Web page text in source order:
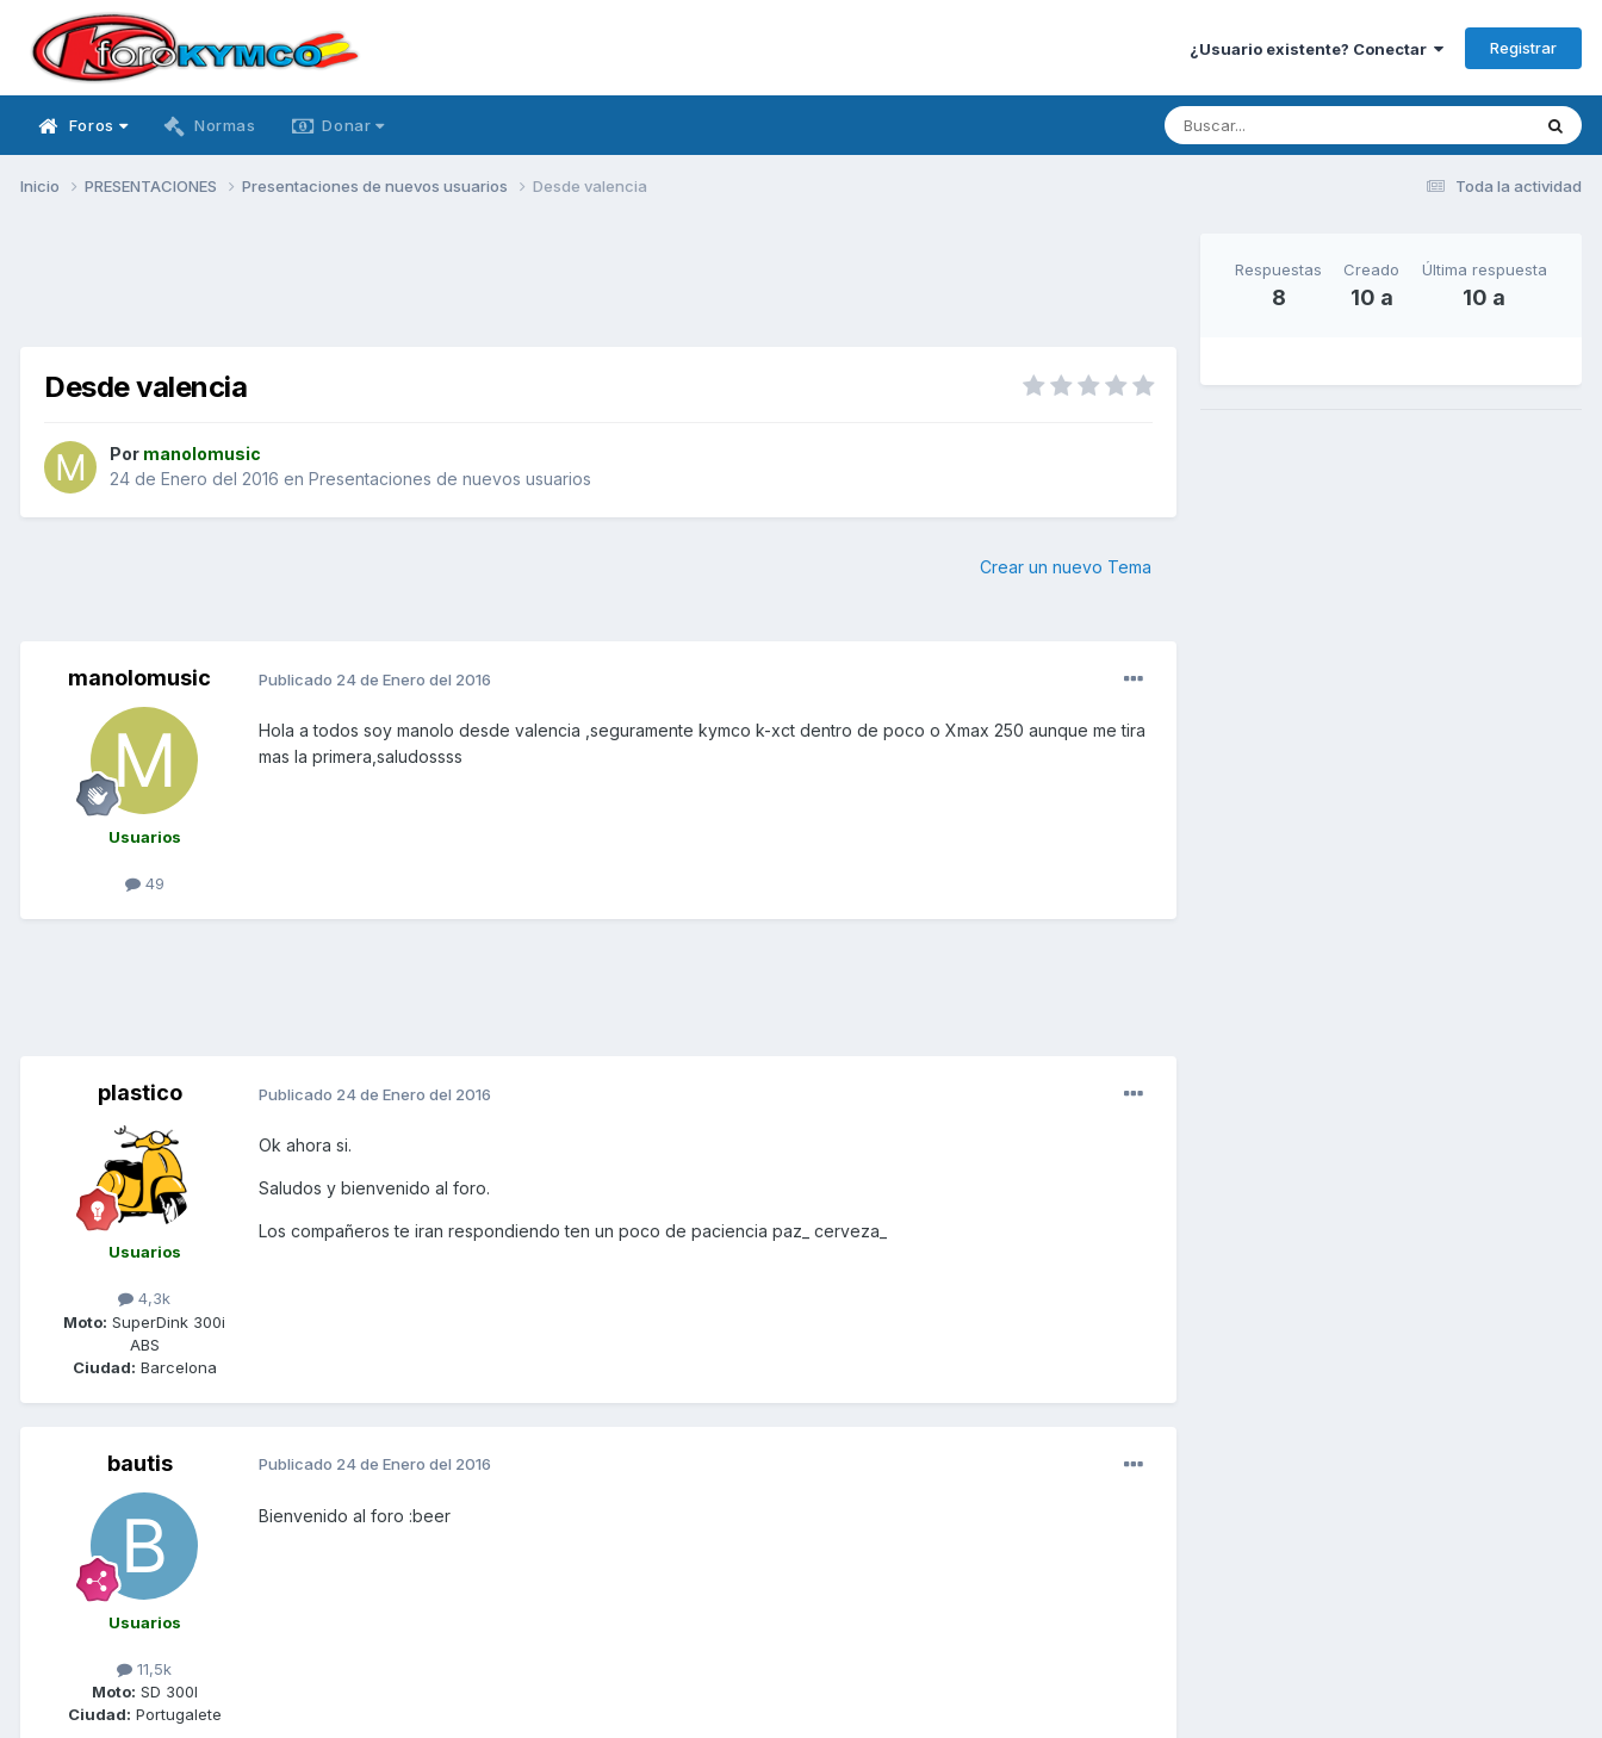
¿Usuario existente? Conectar Registrar
Foros Normas Donar
Toda la actividad
Inicio PRESENTACIONES Presentaciones de nuevos usuarios Desde valencia
Desde valencia
Por manolomusic
24 de Enero del 2016 en Presentaciones de nuevos usuarios
Crear un nuevo Tema
manolomusic
Usuarios
49
Publicado 24 de Enero del 2016
Hola a todos soy manolo desde valencia ,seguramente kymco k-xct dentro de poco o Xmax 250 aunque me tira
mas la primera,saludossss
plastico
Usuarios
4,3k
Moto: SuperDink 300i
ABS
Ciudad: Barcelona
Publicado 24 de Enero del 2016
Ok ahora si.
Saludos y bienvenido al foro.
Los compañeros te iran respondiendo ten un poco de paciencia paz_ cerveza_
bautis
Usuarios
11,5k
Moto: SD 300I
Ciudad: Portugalete
Publicado 24 de Enero del 2016
Bienvenido al foro :beer
Respuestas
8
Creado
10 a
Última respuesta
10 a